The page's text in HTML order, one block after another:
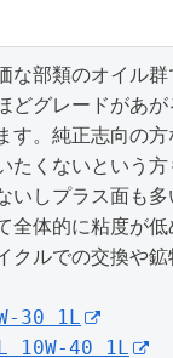
な部類のオイル
どグレードがあ
す。純正志向の
たくないという
いしプラス面も
全体的に粘度が
クルでの交換や
30 1L
10W-40 1L